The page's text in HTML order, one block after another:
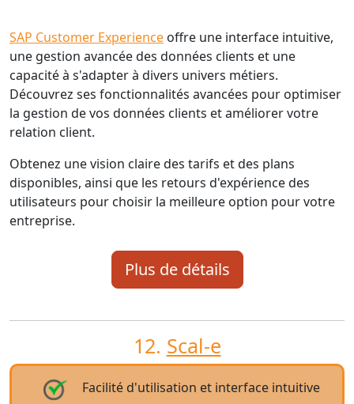
SAP Customer Experience offre une interface intuitive,
une gestion avancée des données clients et une
capacité à s'adapter à divers univers métiers.
Découvrez ses fonctionnalités avancées pour optimiser
la gestion de vos données clients et améliorer votre
relation client.
Obtenez une vision claire des tarifs et des plans
disponibles, ainsi que les retours d'expérience des
utilisateurs pour choisir la meilleure option pour votre
entreprise.
Plus de détails
12. Scal-e
Facilité d'utilisation et interface intuitive